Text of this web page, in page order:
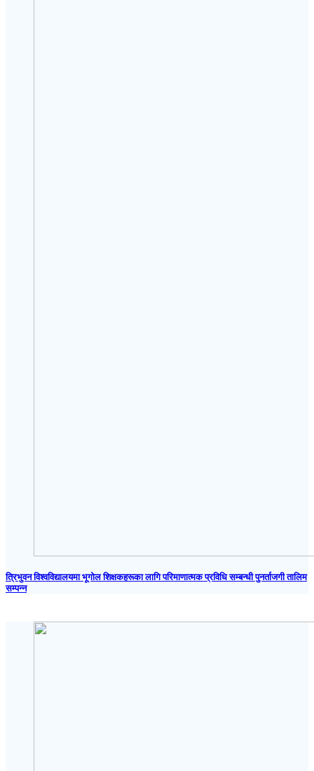
त्रिभुवन विश्वविद्यालयमा भूगोल शिक्षकहरूका लागि परिमाणात्मक प्रविधि सम्बन्धी पुनर्ताजगी तालिम
सम्पन्न